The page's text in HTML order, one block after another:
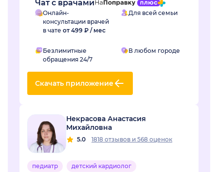
Чат с врачами
Онлайн-
консультации врачей
в чате от 499 ₽ / мес
Для всей семьи
Безлимитные
обращения 24/7
В любом городе
Скачать приложение
Некрасова Анастасия
Михайловна
5.0 1818 отзывов и 568 оценок
педиатр детский кардиолог